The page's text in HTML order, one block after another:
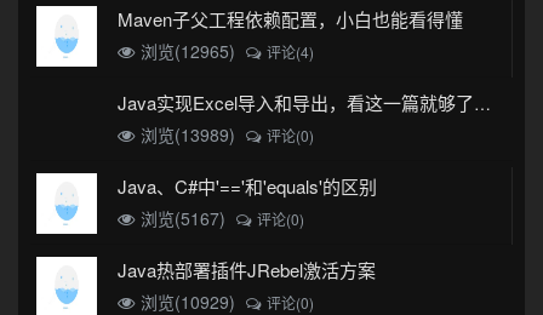
Maven子父工程依赖配置，小白也能看得懂
浏览(12965) 评论(4)
Java实现Excel导入和导出，看这一篇就够了(珍藏版)
浏览(13989)
评论(0)
Java、C#中'=='和'equals'的区别
浏览(5167) 评论(0)
Java热部署插件JRebel激活方案
浏览(10929) 评论(0)